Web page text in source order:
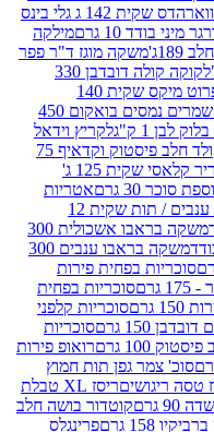
ווארהדס שקית 142 ג גלי בינס
מילקה
מוגז ד"ר פפר
קוקה קולה דובדבן 330
מנטוס פרוט מיקס שקית 140
שמרים נמסים בואקום 450
לקריץ וידאל
דובאי שוקולד חלב פיסטוק וקדאיף 75
באצ'י מריר קלאסי שקית 125 ג'
אטריות
צמר גפן עם סוכריות קופצות ענבים / תות שקית 12
משקה בראבו אשכולית 300
משקה בראבו ענבים 300
פירות
סוכריות בפחית
סוכריות קלפני
סוכריות
רואופ פירות
תות חמוץ
ריסז XL טבלת
קוטדור בושה חלב
פרינגלס